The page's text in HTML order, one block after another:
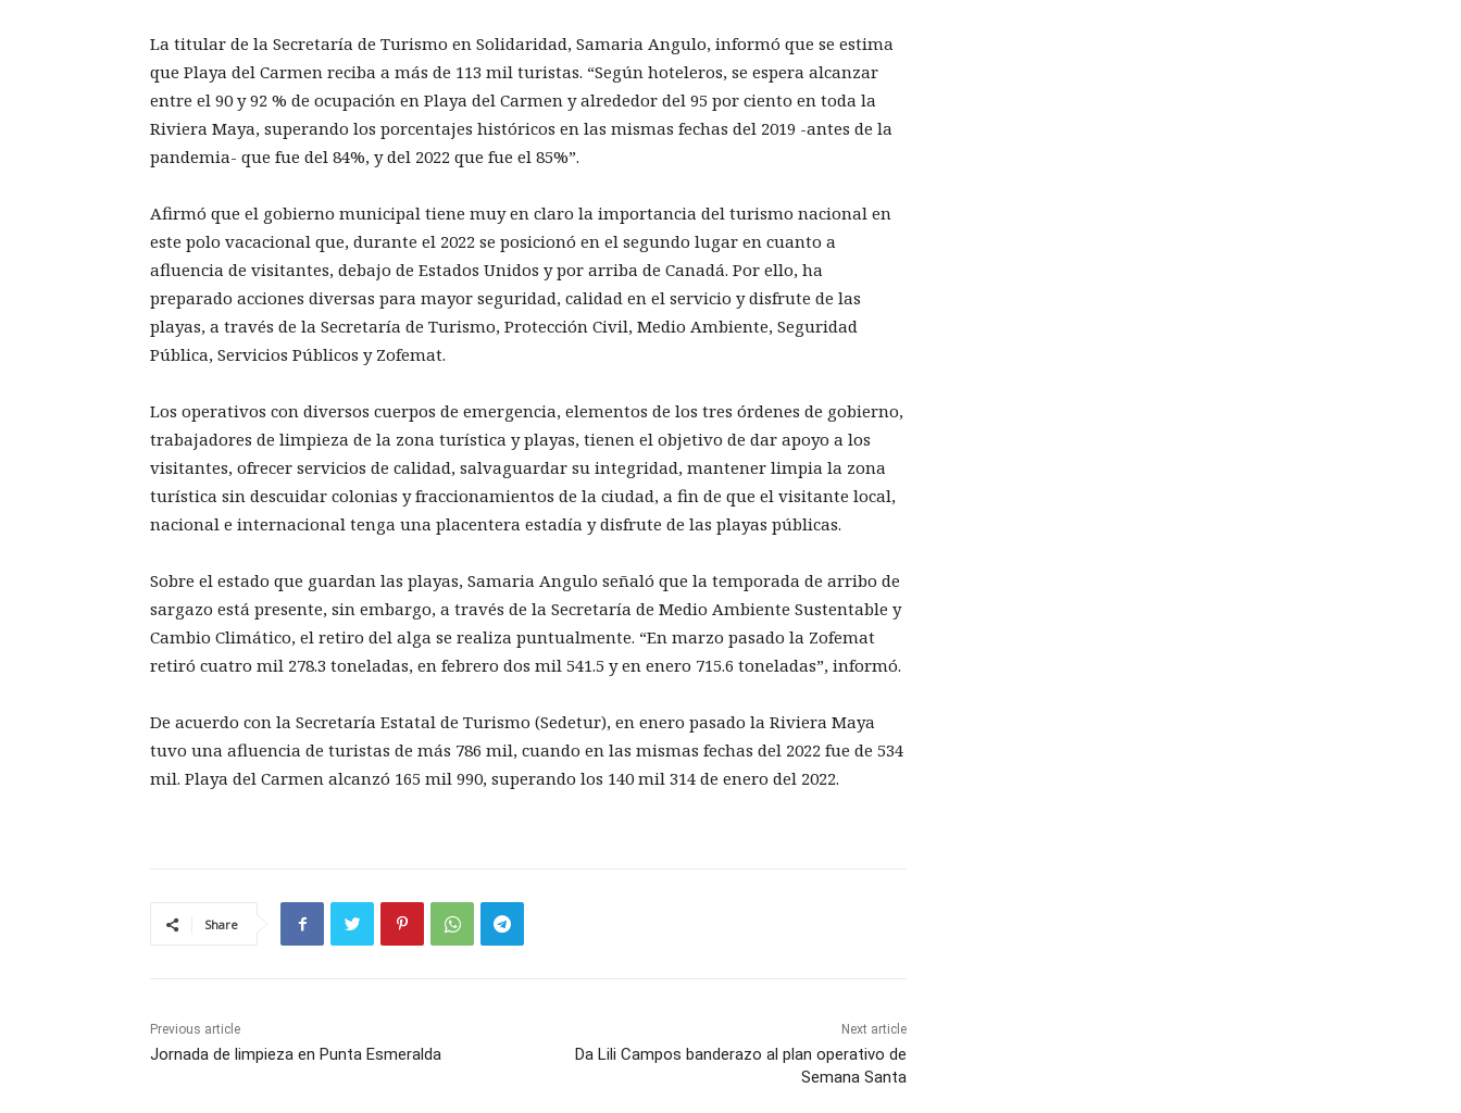
La titular de la Secretaría de Turismo en Solidaridad, Samaria Angulo, informó que se estima
que Playa del Carmen reciba a más de 113 mil turistas. “Según hoteleros, se espera alcanzar
entre el 90 y 92 % de ocupación en Playa del Carmen y alrededor del 95 por ciento en toda la
Riviera Maya, superando los porcentajes históricos en las mismas fechas del 2019 -antes de la
pandemia- que fue del 84%, y del 2022 que fue el 85%”.
Afirmó que el gobierno municipal tiene muy en claro la importancia del turismo nacional en
este polo vacacional que, durante el 2022 se posicionó en el segundo lugar en cuanto a
afluencia de visitantes, debajo de Estados Unidos y por arriba de Canadá. Por ello, ha
preparado acciones diversas para mayor seguridad, calidad en el servicio y disfrute de las
playas, a través de la Secretaría de Turismo, Protección Civil, Medio Ambiente, Seguridad
Pública, Servicios Públicos y Zofemat.
Los operativos con diversos cuerpos de emergencia, elementos de los tres órdenes de gobierno,
trabajadores de limpieza de la zona turística y playas, tienen el objetivo de dar apoyo a los
visitantes, ofrecer servicios de calidad, salvaguardar su integridad, mantener limpia la zona
turística sin descuidar colonias y fraccionamientos de la ciudad, a fin de que el visitante local,
nacional e internacional tenga una placentera estadía y disfrute de las playas públicas.
Sobre el estado que guardan las playas, Samaria Angulo señaló que la temporada de arribo de
sargazo está presente, sin embargo, a través de la Secretaría de Medio Ambiente Sustentable y
Cambio Climático, el retiro del alga se realiza puntualmente. “En marzo pasado la Zofemat
retiró cuatro mil 278.3 toneladas, en febrero dos mil 541.5 y en enero 715.6 toneladas”, informó.
De acuerdo con la Secretaría Estatal de Turismo (Sedetur), en enero pasado la Riviera Maya
tuvo una afluencia de turistas de más 786 mil, cuando en las mismas fechas del 2022 fue de 534
mil. Playa del Carmen alcanzó 165 mil 990, superando los 140 mil 314 de enero del 2022.
Share
Previous article
Jornada de limpieza en Punta Esmeralda
Next article
Da Lili Campos banderazo al plan operativo de
Semana Santa